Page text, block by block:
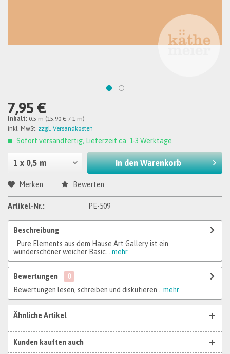
7,95 €
Inhalt: 0.5 m (15,90 € / 1 m)
inkl. MwSt. zzgl. Versandkosten
Sofort versandfertig, Lieferzeit ca. 1-3 Werktage
In den Warenkorb
Merken Bewerten
Artikel-Nr.: PE-509
Beschreibung
Pure Elements aus dem Hause Art Gallery ist ein
wunderschöner weicher Basic...
mehr
Bewertungen
0
Bewertungen lesen, schreiben und diskutieren...
mehr
Ähnliche Artikel
Kunden kauften auch